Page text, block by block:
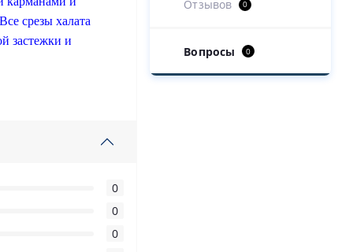
срезы халата
застежки и
0
0
0
Отзывов 0
Вопросы 0